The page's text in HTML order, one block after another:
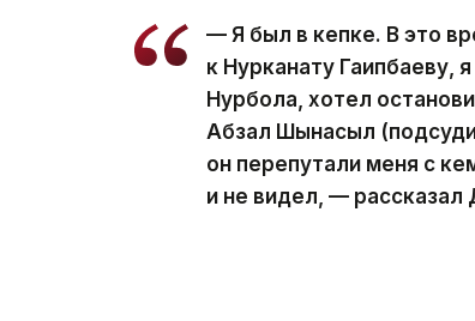
— Я был в кепке. В это
к Нурканату Гаипбаеву,
Нурбола, хотел
Абзал Шынасыл
он перепутали меня с
и не видел, — рассказал